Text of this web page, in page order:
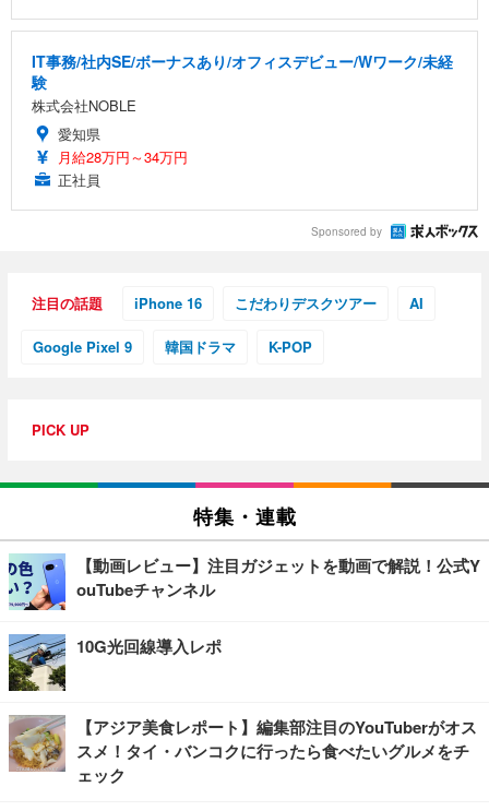
IT事務/社内SE/ボーナスあり/オフィスデビュー/Wワーク/未経
験
株式会社NOBLE
愛知県
月給28万円～34万円
正社員
Sponsored by
注目の話題 iPhone 16 こだわりデスクツアー AI
Google Pixel 9 韓国ドラマ K-POP
PICK UP
特集・連載
【動画レビュー】注目ガジェットを動画で解説！公式Y
ouTubeチャンネル
10G光回線導入レポ
【アジア美食レポート】編集部注目のYouTuberがオス
スメ！タイ・バンコクに行ったら食べたいグルメをチ
ェック